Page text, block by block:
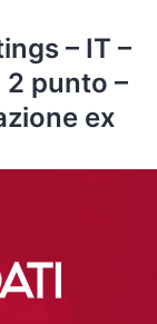
– IT –
punto –
ex